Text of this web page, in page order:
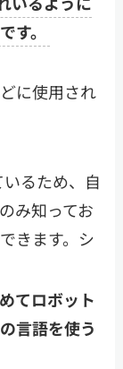
す。
に使用され
るため、自
み知ってお
きます。シ
てロボット
言語を使う